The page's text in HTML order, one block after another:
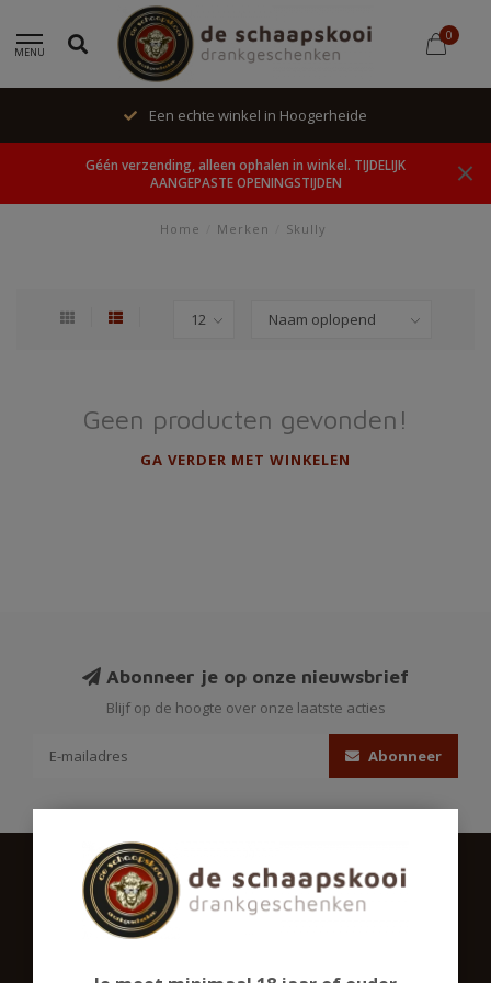
MENU
0
Een echte winkel in Hoogerheide
Géén verzending, alleen ophalen in winkel. TIJDELIJK
AANGEPASTE OPENINGSTIJDEN
Home Merken Skully
Geen producten gevonden!
GA VERDER MET WINKELEN
Abonneer je op onze nieuwsbrief
Blijf op de hoogte over onze laatste acties
Abonneer
Schaapskooigeschenken.nl
Ons assortiment omvat een groot aantal biersoorten,
gedistilleerd en een ruime sortering alcoholvrij. Ook in glaswerk